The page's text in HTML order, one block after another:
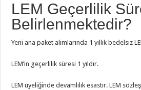
LEM Geçerlilik
Belirlenmektedir?
Yeni ana paket alımlarında 1 yıllık bedelsiz
LEM’in geçerlilik süresi 1 yıldır.
LEM üyeliğinde devamlılık esastır. LEM